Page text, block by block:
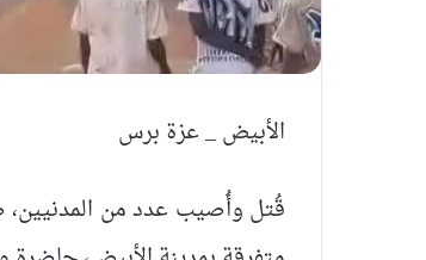
الأبيض _ عزة برس
قُتل وأُصيب عدد من المدنيين،